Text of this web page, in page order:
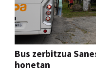
Bus zerbitzua
honetan